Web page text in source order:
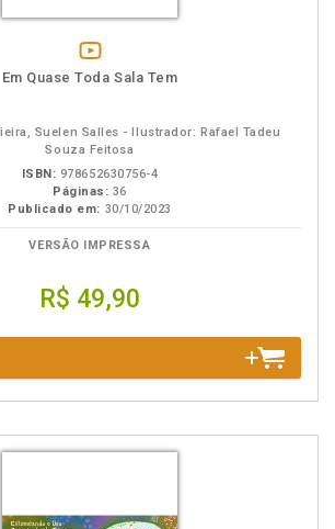
vídeo
Em Quase Toda Sala Tem
Suelen Salles - Ilustrador: Rafael Tadeu
Souza Feitosa
ISBN: 978652630756-4
Páginas: 36
Publicado em: 30/10/2023
VERSÃO IMPRESSA
R$ 49,90